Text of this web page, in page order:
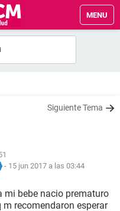
MENU
Siguiente Tema
- 15 jun 2017 a las 03:44
mi bebe nacio prematuro
recomendaron esperar